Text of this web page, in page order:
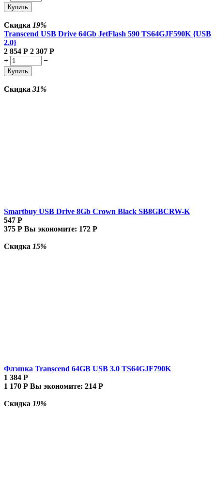
Купить
Скидка 19%
Transcend USB Drive 64Gb JetFlash 590 TS64GJF590K {USB
2.0}
2 854 Р 2 307 Р
+
−
Купить
Скидка 31%
Smartbuy USB Drive 8Gb Crown Black SB8GBCRW-K
547 Р
375 Р Вы экономите: 172 Р
Скидка 15%
Флэшка Transcend 64GB USB 3.0 TS64GJF790K
1 384 Р
1 170 Р Вы экономите: 214 Р
Скидка 19%